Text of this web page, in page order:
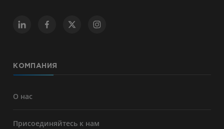
КОМПАНИЯ
О нас
Присоединяйтесь к нам